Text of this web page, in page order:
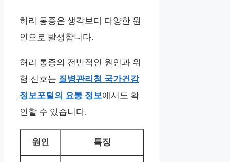
허리 통증은 생각보다 다양한 원
인으로 발생합니다.
허리 통증의 전반적인 원인과 위
험 신호는 질병관리청 국가건강
정보포털의 요통 정보에서도 확
인할 수 있습니다.
원인 특징